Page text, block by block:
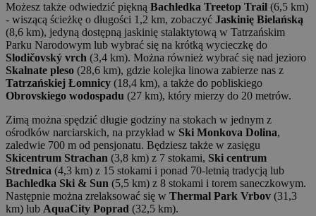
Możesz także odwiedzić piękną Bachledka Treetop Trail (6,5 km)
- wiszącą ścieżkę o długości 1,2 km, zobaczyć Jaskinię Bielańską
(8,6 km), jedyną dostępną jaskinię stalaktytową w Tatrzańskim
Parku Narodowym lub wybrać się na krótką wycieczkę do
Slodičovský vrch (3,4 km). Można również wybrać się nad jezioro
Skalnate pleso (28,6 km), gdzie kolejka linowa zabierze nas z
Tatrzańskiej Łomnicy (18,4 km), a także do pobliskiego
Obrovskiego wodospadu (27 km), który mierzy do 20 metrów.
Zimą można spędzić długie godziny na stokach w jednym z
ośrodków narciarskich, na przykład w Ski Monkova Dolina,
zaledwie 700 m od pensjonatu. Będziesz także w zasięgu
Skicentrum Strachan (3,8 km) z 7 stokami, Ski centrum
Strednica (4,3 km) z 15 stokami i ponad 70-letnią tradycją lub
Bachledka Ski & Sun (5,5 km) z 8 stokami i torem saneczkowym.
Następnie można zrelaksować się w Thermal Park Vrbov (31,3
km) lub AquaCity Poprad (32,5 km).